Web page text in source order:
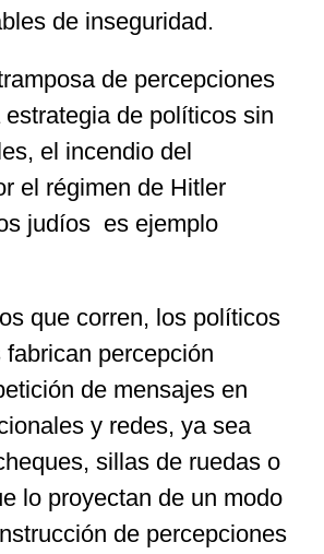
de inseguridad.
de percepciones
de políticos sin
el incendio del
el régimen de Hitler
judíos es ejemplo
que corren, los políticos
percepción
de mensajes en
y redes, ya sea
sillas de ruedas o
lo proyectan de un modo
de percepciones